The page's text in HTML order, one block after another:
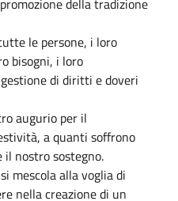
le persone, i loro
bisogni, i loro
di diritti e doveri
augurio per il
a quanti soffrono
il nostro sostegno.
mescola alla voglia di
nella creazione di un